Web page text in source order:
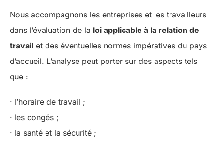
Nous accompagnons les entreprises et les travailleurs
dans l’évaluation de la loi applicable à la relation de
travail et des éventuelles normes impératives du pays
d’accueil. L’analyse peut porter sur des aspects tels
que :
· l’horaire de travail ;
· les congés ;
· la santé et la sécurité ;